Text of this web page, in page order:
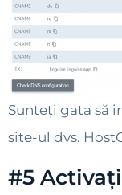
Sunteți gata să
site-ul dvs.
#5